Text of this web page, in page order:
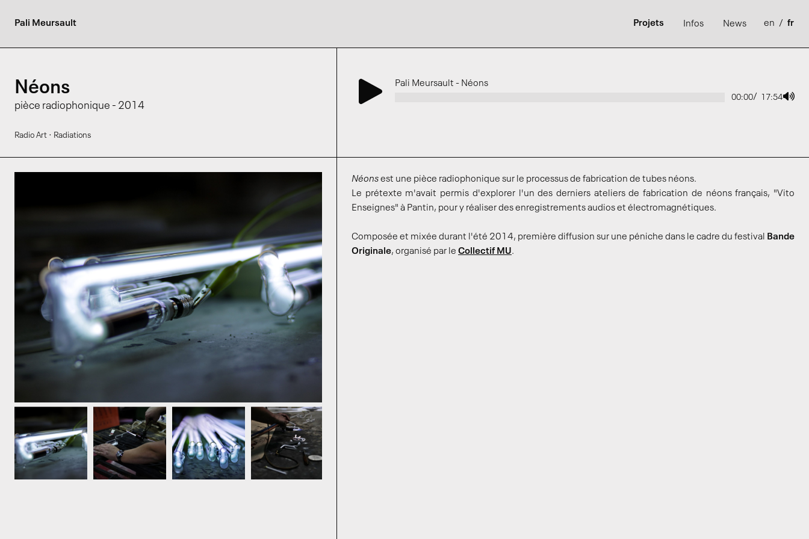
Pali Meursault Projets Infos News en / fr
Néons
pièce radiophonique - 2014
Radio Art · Radiations
Pali Meursault - Néons
00:00/ 17:54
Néonsest une pièce radiophonique sur le processus de fabrication de tubes néons.
Le prétexte m'avait permis d'explorer l'un des derniers ateliers de fabrication de néons français, "Vito
Enseignes" à Pantin, pour y réaliser des enregistrements audios et électromagnétiques.
Composée et mixée durant l'été 2014, première diffusion sur une péniche dans le cadre du festival
Bande
Originale, organisé par le Collectif MU.